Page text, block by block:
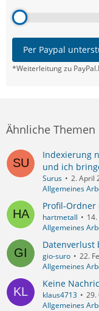
Per Paypal
*Weiterleitung zu
Ähnliche Themen
Indexierung
und ich
Surus
2. April
Allgemeines
Profil-
hartmetall
Allgemeines
Datenverlust
gio-suro
22.
Allgemeines
Keine
klaus4713
29.
Allgemeines